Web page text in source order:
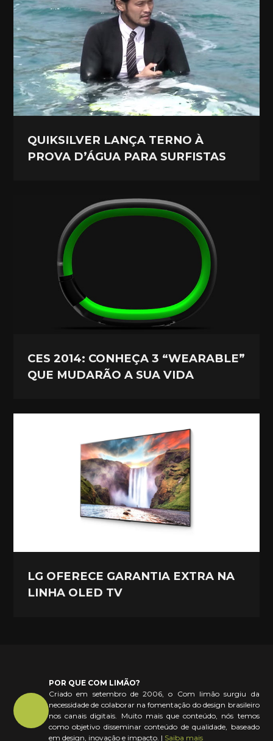
QUIKSILVER LANÇA TERNO À
PROVA D’ÁGUA PARA SURFISTAS
CES 2014: CONHEÇA 3 “WEARABLE”
QUE MUDARÃO A SUA VIDA
LG OFERECE GARANTIA EXTRA NA
LINHA OLED TV
POR QUE COM LIMÃO?
Criado em setembro de 2006, o Com limão surgiu da
necessidade de colaborar na fomentação do design brasileiro
nos canais digitais. Muito mais que conteúdo, nós temos
como objetivo disseminar conteúdo de qualidade, baseado
em design, inovação e impacto. | Saiba mais